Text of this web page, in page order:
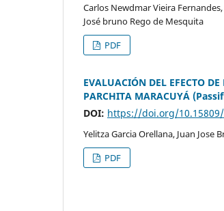
Carlos Newdmar Vieira
José bruno Rego de Mesquita
PDF
EVALUACIÓN DEL EFECTO
PARCHITA MARACUYÁ
DOI: https://doi.org/
Yelitza Garcia Orellana, Juan Jose
PDF